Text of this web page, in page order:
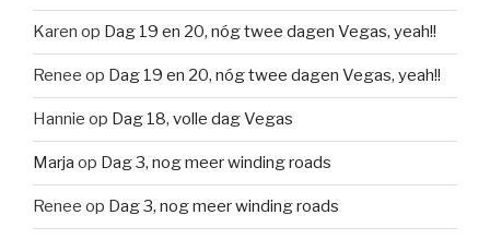
Karen op Dag 19 en 20, nóg twee dagen Vegas, yeah!!
Renee op Dag 19 en 20, nóg twee dagen Vegas, yeah!!
Hannie op Dag 18, volle dag Vegas
Marja op Dag 3, nog meer winding roads
Renee op Dag 3, nog meer winding roads